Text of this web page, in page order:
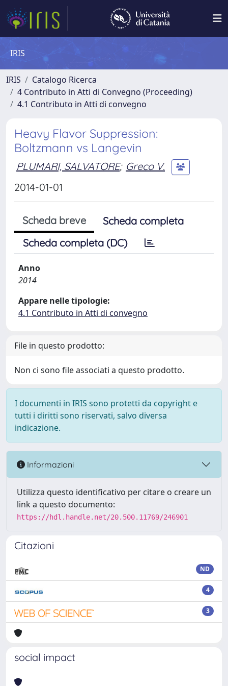
IRIS
IRIS
Catalogo Ricerca
4 Contributo in Atti di Convegno (Proceeding)
4.1 Contributo in Atti di convegno
Heavy Flavor Suppression:
Boltzmann vs Langevin
PLUMARI, SALVATORE; Greco V.
2014-01-01
Scheda breve
Scheda completa
Scheda completa (DC)
Anno
2014
Appare nelle tipologie:
4.1 Contributo in Atti di convegno
File in questo prodotto:
Non ci sono file associati a questo prodotto.
I documenti in IRIS sono protetti da copyright e
tutti i diritti sono riservati, salvo diversa
indicazione.
Informazioni
Utilizza questo identificativo per citare o creare un
link a questo documento:
https://hdl.handle.net/20.500.11769/246901
Citazioni
ND
4
3
social impact